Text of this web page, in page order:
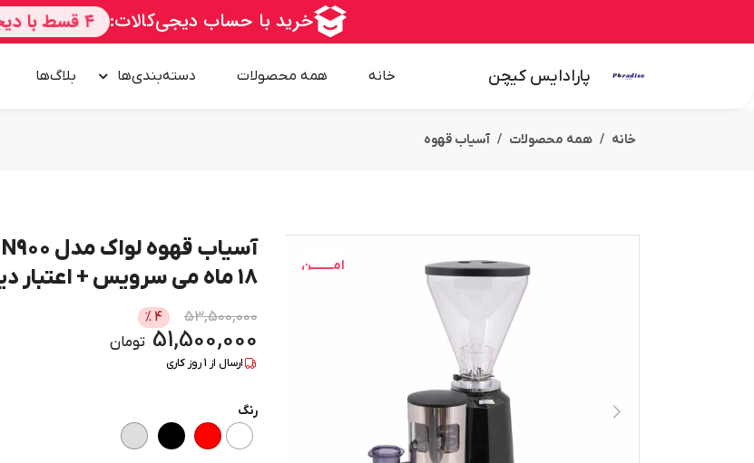
پارادایس کیچن خانه همه محصولات دسته‌بندی‌ها بلاگ‌ها
خانه همه محصولات آسیاب قهوه
امــــــــن
18 ماه می سرویس + اعتبار دیجی پی
53,500,000
4
%
51,500,000 تومان
ارسال از 1روز کاری
رنگ